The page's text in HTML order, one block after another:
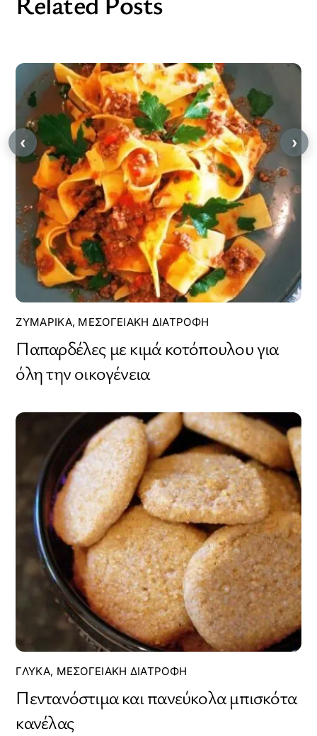
ΖΥΜΑΡΙΚΆ, ΜΕΣΟΓΕΙΑΚΉ ΔΙΑΤΡΟΦΉ
Παπαρδέλες με κιμά κοτόπουλου για
όλη την οικογένεια
ΓΛΥΚΆ, ΜΕΣΟΓΕΙΑΚΉ ΔΙΑΤΡΟΦΉ
Πεντανόστιμα και πανεύκολα μπισκότα
κανέλας
‹ ›